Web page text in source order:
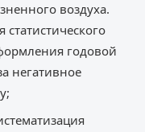
воздуха.
годовой
негативное